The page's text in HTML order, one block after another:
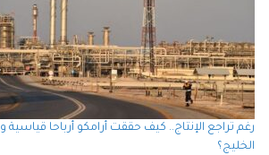
رغم تراجع الإنتاج.. كيف حققت أرامكو أرباحا
الخليج؟